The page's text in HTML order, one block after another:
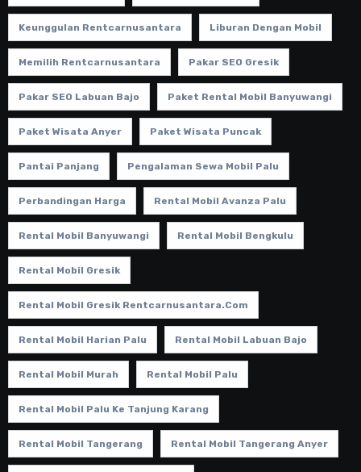
Keunggulan Rentcarnusantara Liburan Dengan Mobil
Memilih Rentcarnusantara Pakar SEO Gresik
Pakar SEO Labuan Bajo Paket Rental Mobil Banyuwangi
Paket Wisata Anyer Paket Wisata Puncak
Pantai Panjang Pengalaman Sewa Mobil Palu
Perbandingan Harga Rental Mobil Avanza Palu
Rental Mobil Banyuwangi Rental Mobil Bengkulu
Rental Mobil Gresik
Rental Mobil Gresik Rentcarnusantara.com
Rental Mobil Harian Palu Rental Mobil Labuan Bajo
Rental Mobil Murah Rental Mobil Palu
Rental Mobil Palu Ke Tanjung Karang
Rental Mobil Tangerang Rental Mobil Tangerang Anyer